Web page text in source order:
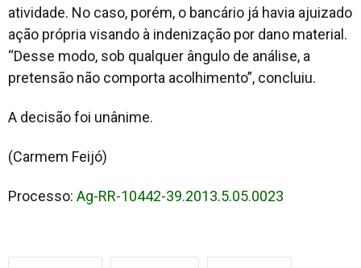
atividade. No caso, porém, o bancário já havia ajuizado
ação própria visando à indenização por dano material.
“Desse modo, sob qualquer ângulo de análise, a
pretensão não comporta acolhimento”, concluiu.
A decisão foi unânime.
(Carmem Feijó)
Processo: Ag-RR-10442-39.2013.5.05.0023